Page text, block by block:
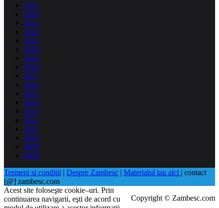
2025
2024
2023
2022
2021
2020
2019
2018
2017
2016
2015
2014
2013
2012
2011
2010
2009
2008
Termeni si conditii | Despre Zambesc | Materialul tau aici | contact
[@] zambesc.com
Copyright © Zambesc.com
Acest site foloseşte cookie–uri. Prin
continuarea navigarii, eşti de acord cu